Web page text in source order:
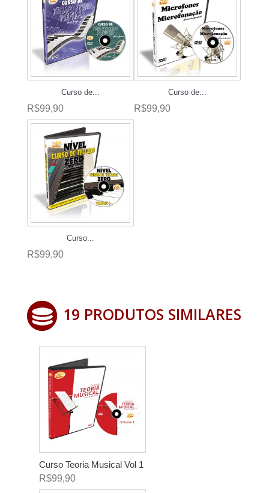
Curso de...
R$99,90
Curso de...
R$99,90
Curso...
R$99,90
19 PRODUTOS SIMILARES
Curso Teoria Musical Vol 1
R$99,90